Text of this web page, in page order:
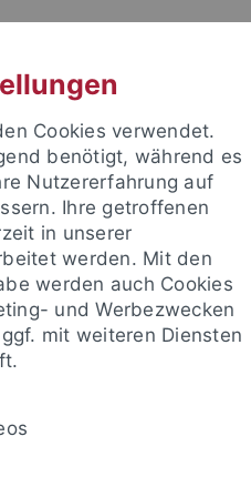
DPB
Cookies verwendet.
benötigt, während es
Nutzererfahrung auf
Ihre getroffenen
in unserer
werden. Mit den
werden auch Cookies
und Werbezwecken
mit weiteren Diensten